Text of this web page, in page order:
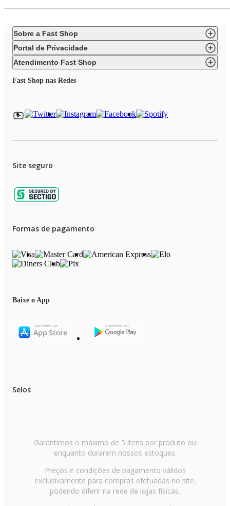
Sobre a Fast Shop
Portal de Privacidade
Atendimento Fast Shop
Fast Shop nas Redes
Site seguro
Formas de pagamento
Baixe o App
Selos
Garantimos o máximo de 5 itens por produto ou
enquanto durarem nossos estoques.
Preços e condições de pagamento válidos
exclusivamente para compras efetuadas no site,
podendo diferir na rede de lojas físicas.